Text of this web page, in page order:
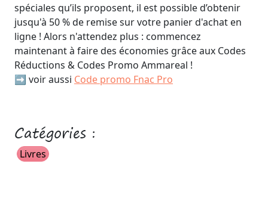
spéciales qu’ils proposent, il est possible d’obtenir
jusqu'à 50 % de remise sur votre panier d'achat en
ligne ! Alors n'attendez plus : commencez
maintenant à faire des économies grâce aux Codes
Réductions & Codes Promo Ammareal !
➡️ voir aussi Code promo Fnac Pro
Catégories :
Livres